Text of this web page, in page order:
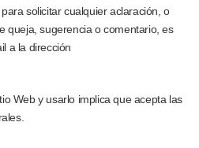
solicitar cualquier aclaración, o
queja, sugerencia o comentario, es
a la dirección
Web y usarlo implica que acepta las